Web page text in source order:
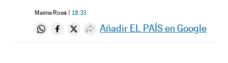
Marina Rossi 18:33
Compartir en Whatsapp
Compartir en Facebook
Compartir en Twitter
Desplegar Redes Sociales
Añadir EL PAÍS en Google